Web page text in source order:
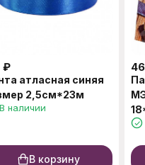
₽
атласная синяя
2,5см*23м
В наличии
В корзину
46